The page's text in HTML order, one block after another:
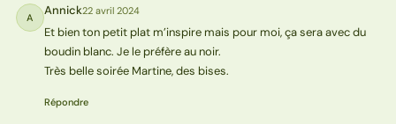
A Annick22 avril 2024
Et bien ton petit plat m’inspire mais pour moi, ça sera avec du
boudin blanc. Je le préfère au noir.
Très belle soirée Martine, des bises.
Répondre